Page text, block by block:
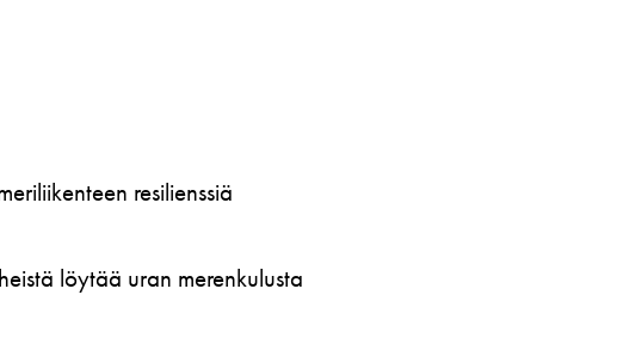
resilienssiä
löytää uran merenkulusta